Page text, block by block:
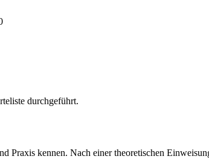
durchgeführt.
Praxis kennen. Nach einer theoretischen